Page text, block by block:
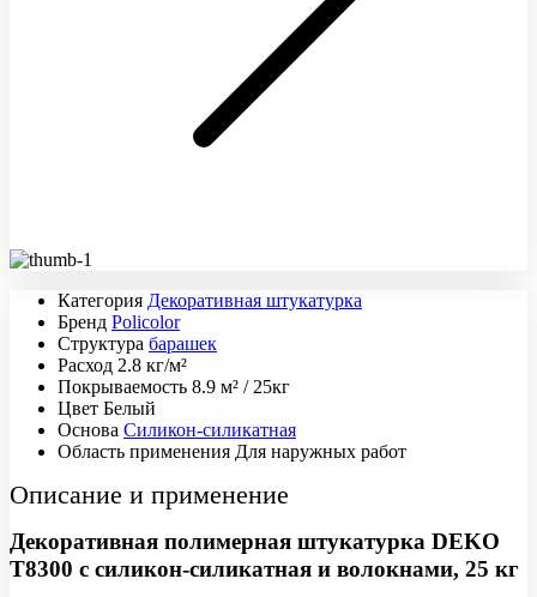
Категория Декоративная штукатурка
Бренд Policolor
Структура барашек
Расход 2.8 кг/м²
Покрываемость 8.9 м² / 25кг
Цвет Белый
Основа Силикон-силикатная
Область применения Для наружных работ
Описание и применение
Декоративная полимерная штукатурка DEKO
T8300 с силикон-силикатная и волокнами, 25 кг